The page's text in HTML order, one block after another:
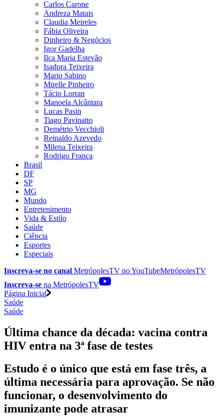
Carlos Carone
Andreza Matais
Claudia Meireles
Fábia Oliveira
Dinheiro & Negócios
Igor Gadelha
Ilca Maria Estevão
Isadora Teixeira
Mario Sabino
Mirelle Pinheiro
Tácio Lorran
Manoela Alcântara
Lucas Pasin
Tiago Pavinatto
Demétrio Vecchioli
Reinaldo Azevedo
Milena Teixeira
Rodrigo França
Brasil
DF
SP
MG
Mundo
Entretenimento
Vida & Estilo
Saúde
Ciência
Esportes
Especiais
Inscreva-se no canal MetrópolesTV noYouTubeMetrópolesTV
Inscreva-se na MetrópolesTV
Página Inicial
Saúde
Saúde
Última chance da década: vacina contra
HIV entra na 3ª fase de testes
Estudo é o único que está em fase três, a
última necessária para aprovação. Se não
funcionar, o desenvolvimento do
imunizante pode atrasar